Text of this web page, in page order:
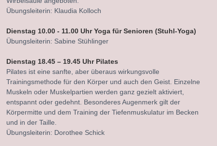
Übungsleiterin: Klaudia Kolloch
Dienstag 10.00 - 11.00 Uhr Yoga für Senioren (Stuhl-Yoga)
Übungsleiterin: Sabine Stühlinger
Dienstag 18.45 – 19.45 Uhr Pilates
Pilates ist eine sanfte, aber überaus wirkungsvolle
Trainingsmethode für den Körper und auch den Geist. Einzelne
Muskeln oder Muskelpartien werden ganz gezielt aktiviert,
entspannt oder gedehnt. Besonderes Augenmerk gilt der
Körpermitte und dem Training der Tiefenmuskulatur im Becken
und in der Taille.
Übungsleiterin: Dorothee Schick